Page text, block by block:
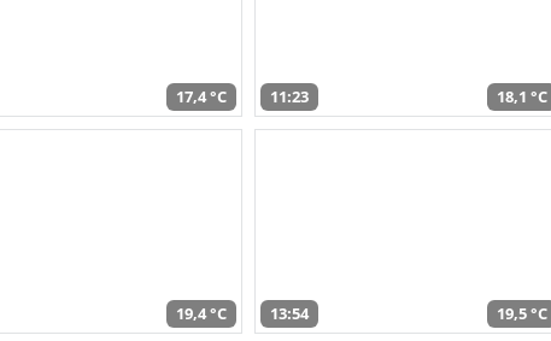
17,4 °C 11:23 18,1 °C
19,4 °C 13:54 19,5 °C